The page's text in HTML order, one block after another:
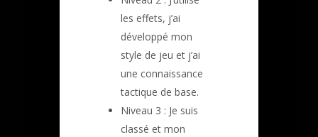
les effets, j’ai
développé mon
style de jeu et j’ai
une connaissance
tactique de base.
Niveau 3 : Je suis
classé et mon